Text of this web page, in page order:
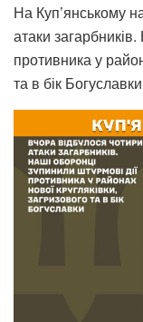
На Куп’янському
атаки
противника у
та в бік